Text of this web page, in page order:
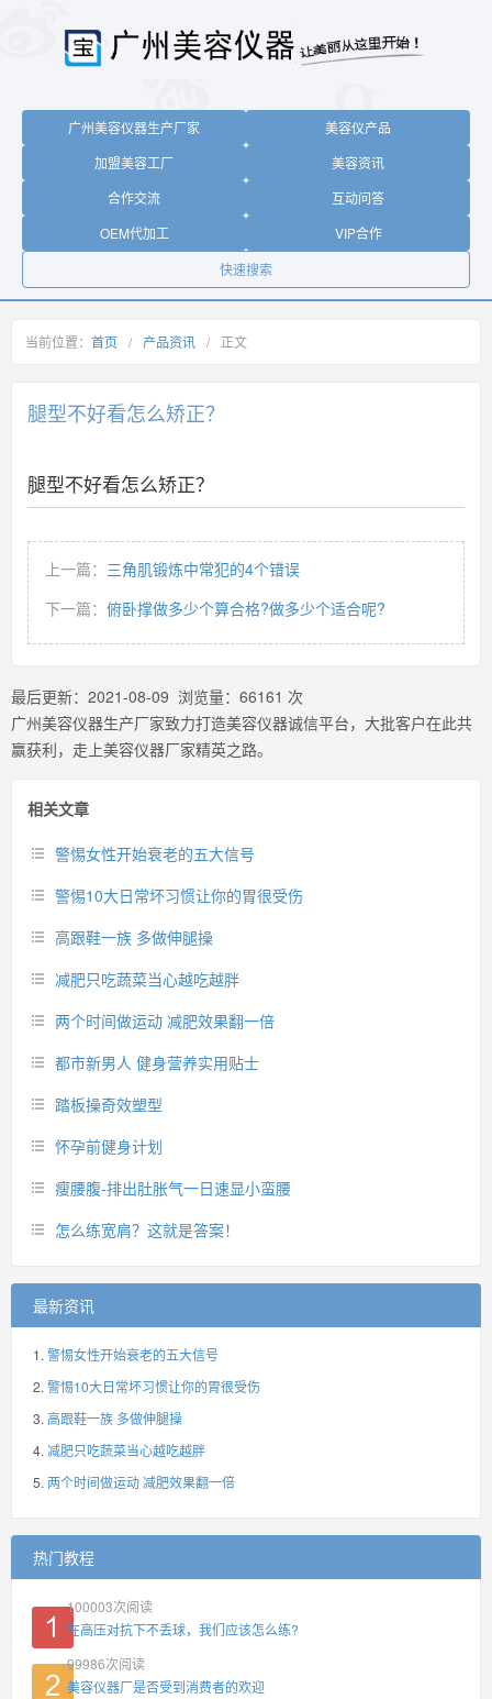
广州美容仪器生产厂家
美容仪产品
加盟美容工厂
美容资讯
合作交流
互动问答
OEM代加工
VIP合作
快速搜索
当前位置： 首页 / 产品资讯 / 正文
腿型不好看怎么矫正？
腿型不好看怎么矫正？
上一篇： 三角肌锻炼中常犯的4个错误
下一篇： 俯卧撑做多少个算合格?做多少个适合呢?
最后更新： 2021-08-09 浏览量： 66161 次
广州美容仪器生产厂家致力打造美容仪器诚信平台，大批客户在此共
赢获利，走上美容仪器厂家精英之路。
相关文章
警惕女性开始衰老的五大信号
警惕10大日常坏习惯让你的胃很受伤
高跟鞋一族 多做伸腿操
减肥只吃蔬菜当心越吃越胖
两个时间做运动 减肥效果翻一倍
都市新男人 健身营养实用贴士
踏板操奇效塑型
怀孕前健身计划
瘦腰腹-排出肚胀气一日速显小蛮腰
怎么练宽肩？这就是答案！
最新资讯
警惕女性开始衰老的五大信号
警惕10大日常坏习惯让你的胃很受伤
高跟鞋一族 多做伸腿操
减肥只吃蔬菜当心越吃越胖
两个时间做运动 减肥效果翻一倍
热门教程
100003次阅读
在高压对抗下不丢球，我们应该怎么练?
99986次阅读
美容仪器厂是否受到消费者的欢迎